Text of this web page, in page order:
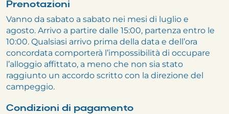
Prenotazioni
Vanno da sabato a sabato nei mesi di luglio e
agosto. Arrivo a partire dalle 15:00, partenza entro le
10:00. Qualsiasi arrivo prima della data e dell’ora
concordata comporterà l’impossibilità di occupare
l’alloggio affittato, a meno che non sia stato
raggiunto un accordo scritto con la direzione del
campeggio.
Condizioni di pagamento